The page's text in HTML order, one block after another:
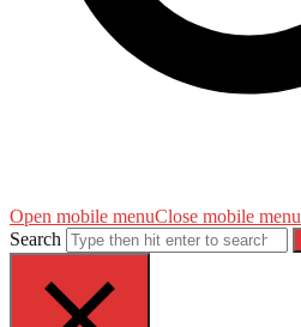
Open mobile menuClose mobile menu
Search